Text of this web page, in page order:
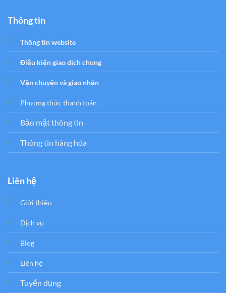
Thông tin
Thông tin website
Điều kiện giao dịch chung
Vận chuyển và giao nhận
Phương thức thanh toán
Bảo mật thông tin
Thông tin hàng hóa
Liên hệ
Giới thiệu
Dịch vụ
Blog
Liên hệ
Tuyển dụng